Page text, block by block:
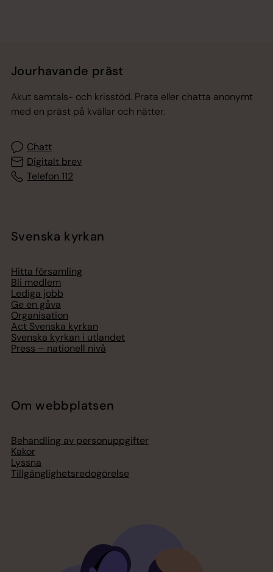
Jourhavande präst
Akut samtals- och krisstöd. Prata eller chatta anonymt
med en präst på kvällar och nätter.
Chatt
Digitalt brev
Telefon 112
Svenska kyrkan
Hitta församling
Bli medlem
Lediga jobb
Ge en gåva
Organisation
Act Svenska kyrkan
Svenska kyrkan i utlandet
Press – nationell nivå
Om webbplatsen
Behandling av personuppgifter
Kakor
Lyssna
Tillgänglighetsredogörelse